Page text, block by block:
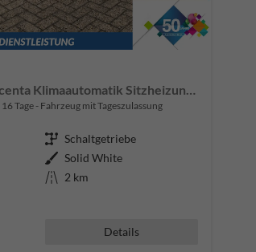
1.0 DIG-T 114PS Acenta Klimaautomatik Sitzheizung Rückf.Kamera Bluetooth Touchscreen wireless Apple CarPlay Android Auto
16 Tage Fahrzeug mit Tageszulassung
Getriebe Schaltgetriebe
Außenfarbe Solid White
Kilometerstand 2 km
Details